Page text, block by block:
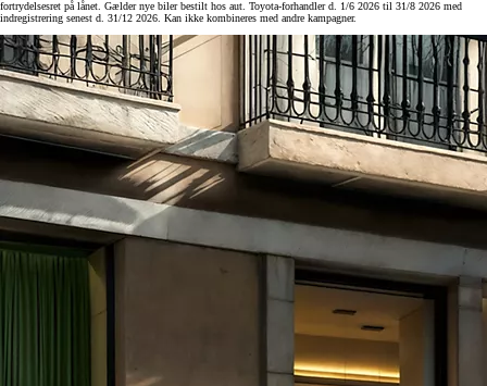
fortrydelsesret på lånet. Gælder nye biler bestilt hos aut. Toyota-forhandler d. 1/6 2026 til 31/8 2026 med
indregistrering senest d. 31/12 2026. Kan ikke kombineres med andre kampagner.